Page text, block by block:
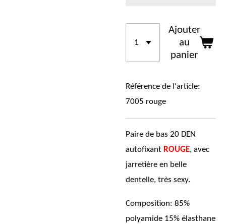
Ajouter
au
panier
Référence de l'article:
7005 rouge
Paire de bas 20 DEN
autofixant ROUGE, avec
jarretière en belle
dentelle, très sexy.
Composition: 85%
polyamide 15% élasthane